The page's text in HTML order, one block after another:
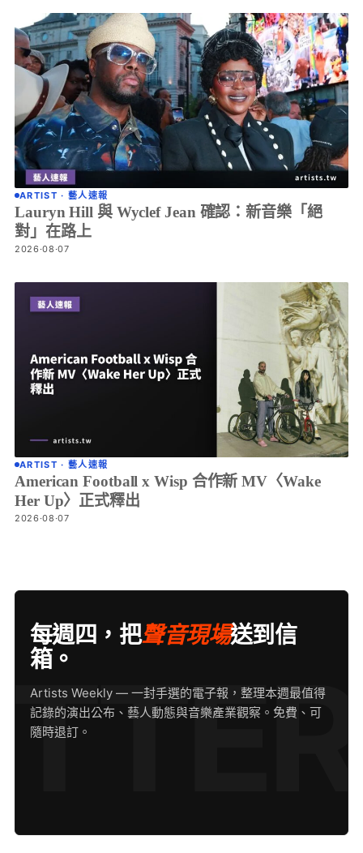
ARTIST · 藝人速報
Lauryn Hill 與 Wyclef Jean 確認：新音樂「絕
對」在路上
2026·08·07
ARTIST · 藝人速報
American Football x Wisp 合作新 MV〈Wake
Her Up〉正式釋出
2026·08·07
每週四，把聲音現場送到信
箱。
Artists Weekly — 一封手選的電子報，整理本週最值得
記錄的演出公布、藝人動態與音樂產業觀察。免費、可
隨時退訂。